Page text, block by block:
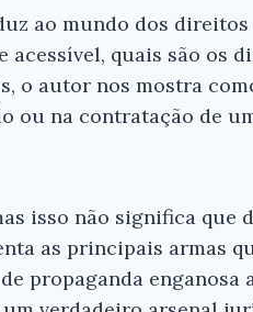
ao mundo dos
quais são os
o autor nos mostra
ou na contratação de
isso não significa que
as principais armas
propaganda enganosa